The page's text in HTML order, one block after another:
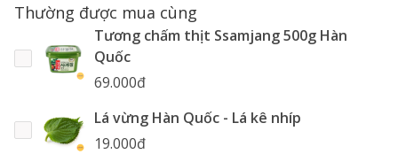
Thường được mua cùng
Tương chấm thịt Ssamjang 500g Hàn
Quốc
69.000đ
Lá vừng Hàn Quốc - Lá kê nhíp
19.000đ